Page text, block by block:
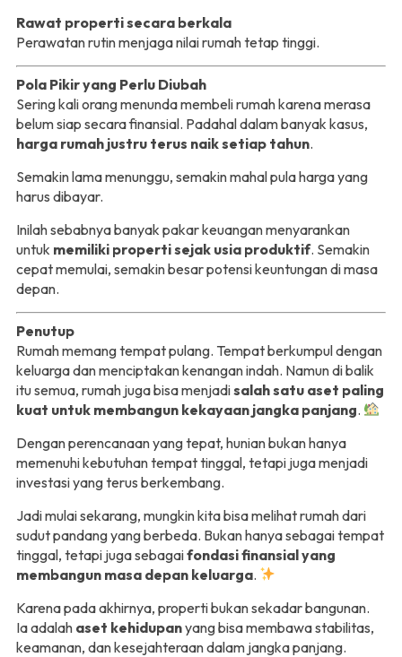
Rawat properti secara berkala
Perawatan rutin menjaga nilai rumah tetap tinggi.
Pola Pikir yang Perlu Diubah
Sering kali orang menunda membeli rumah karena merasa
belum siap secara finansial. Padahal dalam banyak kasus,
harga rumah justru terus naik setiap tahun.
Semakin lama menunggu, semakin mahal pula harga yang
harus dibayar.
Inilah sebabnya banyak pakar keuangan menyarankan
untuk memiliki properti sejak usia produktif. Semakin
cepat memulai, semakin besar potensi keuntungan di masa
depan.
Penutup
Rumah memang tempat pulang. Tempat berkumpul dengan
keluarga dan menciptakan kenangan indah. Namun di balik
itu semua, rumah juga bisa menjadisalah satu aset paling
kuat untuk membangun kekayaan jangka panjang.
Dengan perencanaan yang tepat, hunian bukan hanya
memenuhi kebutuhan tempat tinggal, tetapi juga menjadi
investasi yang terus berkembang.
Jadi mulai sekarang, mungkin kita bisa melihat rumah dari
sudut pandang yang berbeda. Bukan hanya sebagai tempat
tinggal, tetapi juga sebagaifondasi finansial yang
membangun masa depan keluarga.
Karena pada akhirnya, properti bukan sekadar bangunan.
Ia adalah aset kehidupanyang bisa membawa stabilitas,
keamanan, dan kesejahteraan dalam jangka panjang.